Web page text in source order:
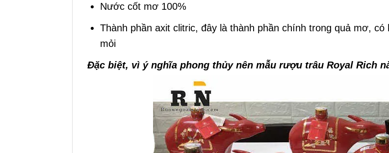
Nước cốt mơ 100%
Thành phần axit clitric, đây là thành phần chính trong quả mơ,
mỏi
Đặc biệt, vì ý nghĩa phong thủy nên mẫu rượu trâu Royal Rich